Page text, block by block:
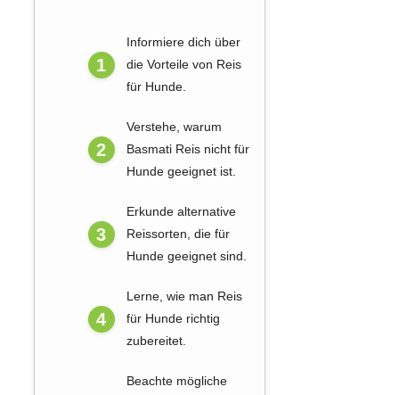
Informiere dich über
die Vorteile von Reis
für Hunde.
Verstehe, warum
Basmati Reis nicht für
Hunde geeignet ist.
Erkunde alternative
Reissorten, die für
Hunde geeignet sind.
Lerne, wie man Reis
für Hunde richtig
zubereitet.
Beachte mögliche